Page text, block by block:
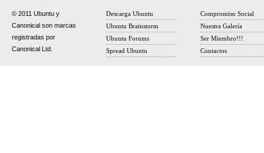
© 2011 Ubuntu y
Canonical son marcas
registradas por
Canonical Ltd.
Descarga Ubuntu
Ubuntu Brainstorm
Ubuntu Forums
Spread Ubuntu
Compromiso Social
Nuestra Galería
Ser Miembro!!!
Contactos